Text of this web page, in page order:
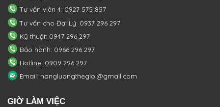
Tư vấn viên 4: 0927 575 857
Tư vấn cho Đại Lý: 0937 296 297
Kỹ thuật: 0947 296 297
Bảo hành: 0966 296 297
Hotline: 0909 296 297
Email: nangluongthegioi@gmail.com
GIỜ LÀM VIỆC